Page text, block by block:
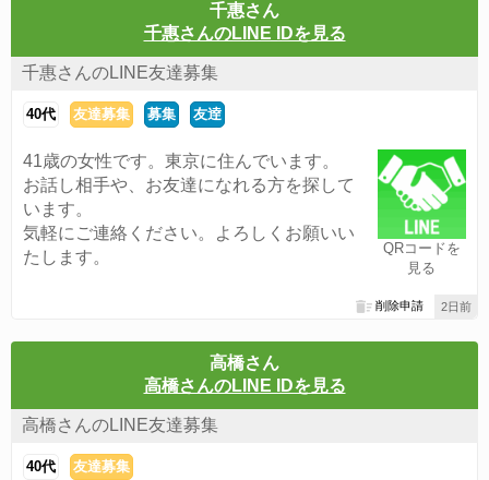
千惠さん
千惠さんのLINE IDを見る
千惠さんのLINE友達募集
40代 友達募集 募集 友逹
QRコードを
見る
41歳の女性です。東京に住んでいます。
お話し相手や、お友達になれる方を探して
います。
気軽にご連絡ください。よろしくお願いい
たします。
2日前
削除申請
高橋さん
高橋さんのLINE IDを見る
高橋さんのLINE友達募集
40代 友達募集